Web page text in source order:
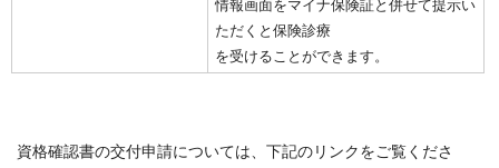
情報画面をマイナ保険証と併せて提示い
ただくと保険診療
を受けることができます。
資格確認書の交付申請については、下記のリンクをご覧くださ